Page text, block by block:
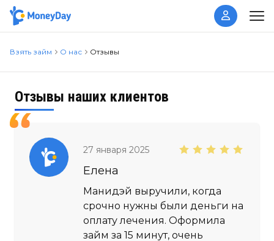
Взять займ О нас Отзывы
Отзывы наших клиентов
27 января 2025
Елена
Манидэй выручили, когда
срочно нужны были деньги на
оплату лечения. Оформила
займ за 15 минут, очень